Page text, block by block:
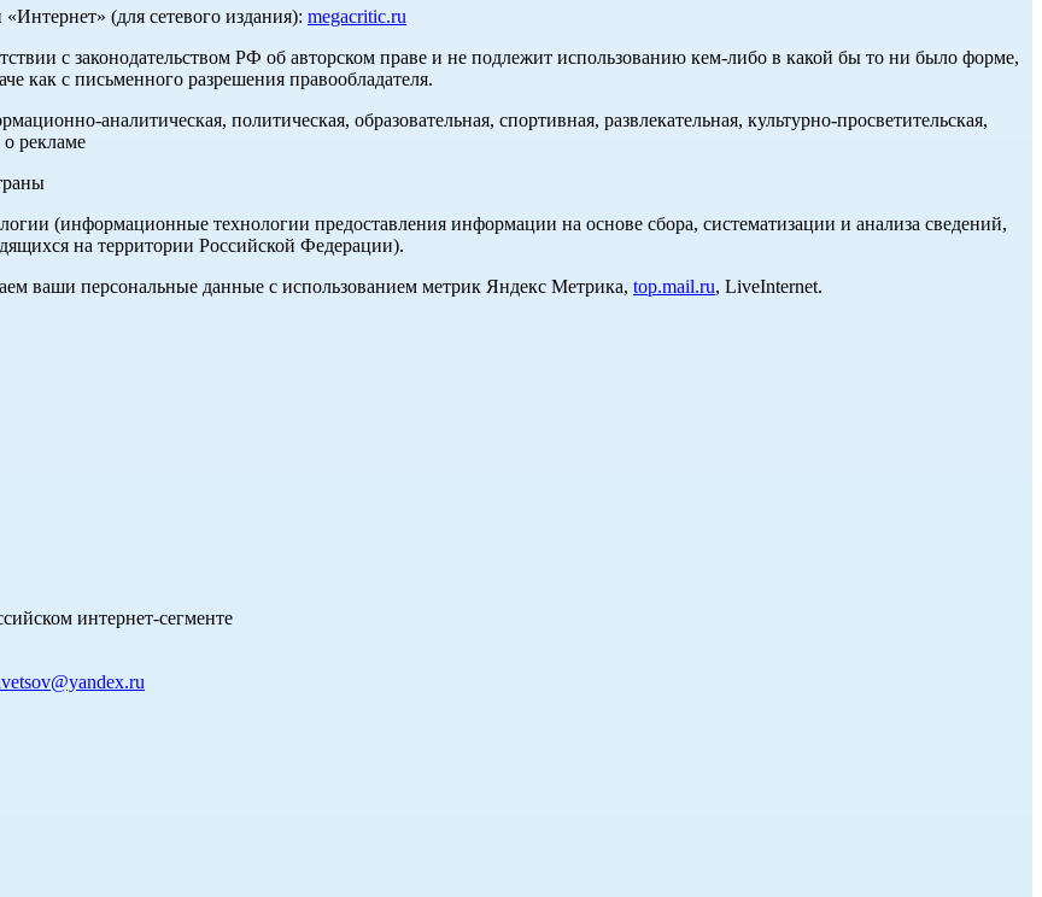
(для сетевого издания): megacritic.ru
с законодательством РФ об авторском праве и не подлежит использованию кем-либо в какой бы то ни было форме,
как с письменного разрешения правообладателя.
аналитическая, политическая, образовательная, спортивная, развлекательная, культурно-просветительская,
о рекламе
(информационные технологии предоставления информации на основе сбора, систематизации и анализа сведений,
на территории Российской Федерации).
ваши персональные данные с использованием метрик Яндекс Метрика, top.mail.ru, LiveInternet.
интернет-сегменте